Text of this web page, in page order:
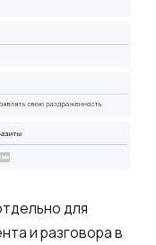
для
и разговора в